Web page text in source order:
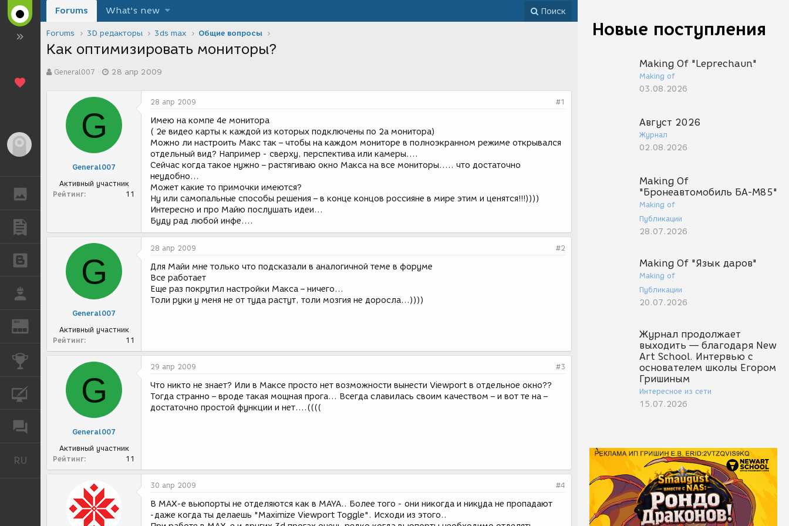
ГАЛЕРЕЯ
БЛОГИ
РАБОТА
REN ЖУРНАЛ
КУРСЫ
RU Русский
Новые поступления
Making Of "Leprechaun"
Making of
03.08.2026
Август 2026
Журнал
02.08.2026
Making Of
"Бронеавтомобиль БА-М85"
Making of
Публикации
28.07.2026
Making Of "Язык даров"
Making of
Публикации
20.07.2026
Журнал продолжает
выходить — благодаря New
Art School. Интервью с
основателем школы Егором
Гришиным
Интересное из сети
15.07.2026
Forums What's new Поиск
Forums 3D редакторы 3ds max Общие вопросы
Как оптимизировать мониторы?
в
General007
а
с
а
и
я
28 апр 2009
G
General007
Активный участник
Рейтинг
11
28 апр 2009 #1
Имею на компе 4е монитора
( 2е видео карты к каждой из которых подключены по 2а монитора)
Можно ли настроить Макс так – чтобы на каждом мониторе в полноэкранном режиме открывался
отдельный вид? Например - сверху, перспектива или камеры….
Сейчас когда такое нужно – растягиваю окно Макса на все мониторы….. что достаточно
неудобно…
Может какие то примочки имеются?
Ну или самопальные способы решения – в конце концов россияне в мире этим и ценятся!!!))))
Интересно и про Майю послушать идеи…
Буду рад любой инфе….
G
General007
Активный участник
Рейтинг
11
28 апр 2009 #2
Для Майи мне только что подсказали в аналогичной теме в форуме
Все работает
Еще раз покрутил настройки Макса – ничего…
Толи руки у меня не от туда растут, толи мозгия не доросла…))))
G
General007
Активный участник
Рейтинг
11
29 апр 2009 #3
Что никто не знает? Или в Максе просто нет возможности вынести Viewport в отдельное окно??
Тогда странно – вроде такая мощная прога… Всегда славилась своим качеством – и вот те на –
достаточно простой функции и нет….((((
30 апр 2009 #4
В МАХ-е вьюпорты не отделяются как в MAYA.. Более того - они никогда и никуда не пропадают
-даже когда ты делаешь "Maximize Viewport Toggle". Исходи из этого..